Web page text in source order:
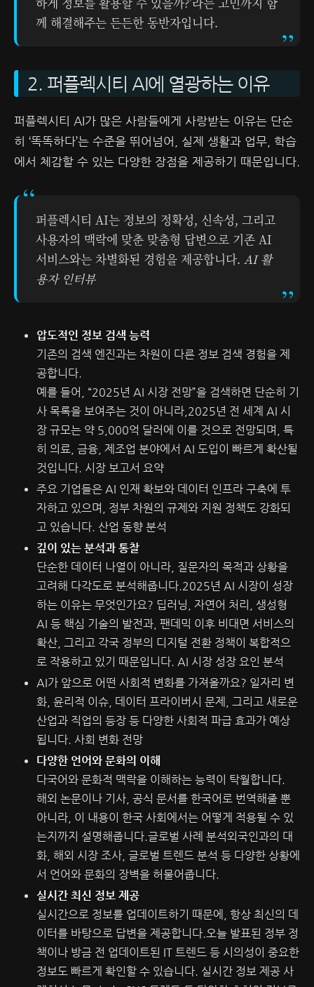
께 해결해주는 든든한 동반자입니다.
2. 퍼플렉시티 AI에 열광하는 이유
퍼플렉시티 AI가 많은 사람들에게 사랑받는 이유는 단순
히 ‘똑똑하다’는 수준을 뛰어넘어, 실제 생활과 업무, 학습
에서 체감할 수 있는 다양한 장점을 제공하기 때문입니다.
퍼플렉시티 AI는 정보의 정확성, 신속성, 그리고
사용자의 맥락에 맞춘 맞춤형 답변으로 기존 AI
서비스와는 차별화된 경험을 제공합니다. AI 활
용자 인터뷰
압도적인 정보 검색 능력
기존의 검색 엔진과는 차원이 다른 정보 검색 경험을 제
공합니다.
예를 들어, “2025년 AI 시장 전망”을 검색하면 단순히 기
사 목록을 보여주는 것이 아니라,2025년 전 세계 AI 시
장 규모는 약 5,000억 달러에 이를 것으로 전망되며, 특
히 의료, 금융, 제조업 분야에서 AI 도입이 빠르게 확산될
것입니다. 시장 보고서 요약
주요 기업들은 AI 인재 확보와 데이터 인프라 구축에 투
자하고 있으며, 정부 차원의 규제와 지원 정책도 강화되
고 있습니다. 산업 동향 분석
깊이 있는 분석과 통찰
단순한 데이터 나열이 아니라, 질문자의 목적과 상황을
고려해 다각도로 분석해줍니다.2025년 AI 시장이 성장
하는 이유는 무엇인가요? 딥러닝, 자연어 처리, 생성형
AI 등 핵심 기술의 발전과, 팬데믹 이후 비대면 서비스의
확산, 그리고 각국 정부의 디지털 전환 정책이 복합적으
로 작용하고 있기 때문입니다. AI 시장 성장 요인 분석
AI가 앞으로 어떤 사회적 변화를 가져올까요? 일자리 변
화, 윤리적 이슈, 데이터 프라이버시 문제, 그리고 새로운
산업과 직업의 등장 등 다양한 사회적 파급 효과가 예상
됩니다. 사회 변화 전망
다양한 언어와 문화의 이해
다국어와 문화적 맥락을 이해하는 능력이 탁월합니다.
해외 논문이나 기사, 공식 문서를 한국어로 번역해줄 뿐
아니라, 이 내용이 한국 사회에서는 어떻게 적용될 수 있
는지까지 설명해줍니다.글로벌 사례 분석외국인과의 대
화, 해외 시장 조사, 글로벌 트렌드 분석 등 다양한 상황에
서 언어와 문화의 장벽을 허물어줍니다.
실시간 최신 정보 제공
실시간으로 정보를 업데이트하기 때문에, 항상 최신의 데
이터를 바탕으로 답변을 제공합니다.오늘 발표된 정부 정
책이나 방금 전 업데이트된 IT 트렌드 등 시의성이 중요한
정보도 빠르게 확인할 수 있습니다. 실시간 정보 제공 사